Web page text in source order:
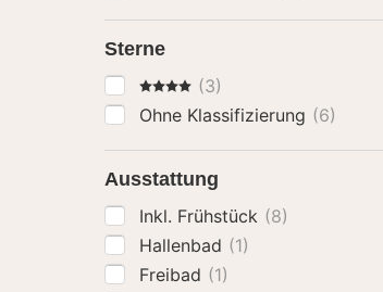
Sterne
4 Sterne(3)
Ohne Klassifizierung (6)
Ausstattung
Inkl. Frühstück (8)
Hallenbad (1)
Freibad (1)